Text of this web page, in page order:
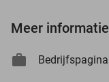
Meer informatie
Bedrijfspagina